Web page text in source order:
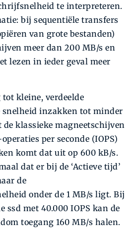
te interpreteren.
bij sequentiële transfers
van grote bestanden)
meer dan 200 MB/s en
lezen in ieder geval meer
kleine, verdeelde
snelheid inzakken tot minder
klassieke magneetschijven
per seconde (IOPS)
komt dat uit op 600 kB/s.
dat er bij de ‘Actieve tijd’
de
onder de 1 MB/s ligt. Bij
ssd met 40.000 IOPS kan de
toegang 160 MB/s halen.